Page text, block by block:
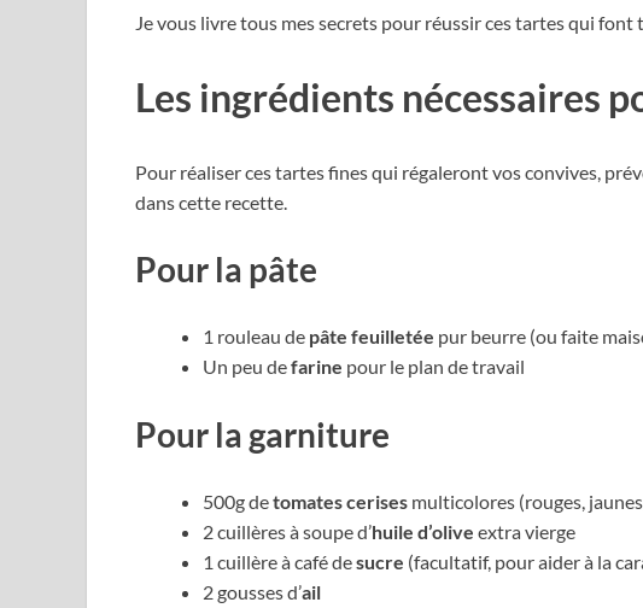
Je vous livre tous mes secrets pour réussir ces tartes qui
Les ingrédients nécessaires
Pour réaliser ces tartes fines qui régaleront vos convives,
dans cette recette.
Pour la pâte
1 rouleau de pâte feuilletée pur beurre (ou faite
Un peu defarine pour le plan de travail
Pour la garniture
500g detomates cerises multicolores (rouges,
2 cuillères à soupe d’huile d’olive extra vierge
1 cuillère à café desucre (facultatif, pour aider à la
2 gousses d’ail